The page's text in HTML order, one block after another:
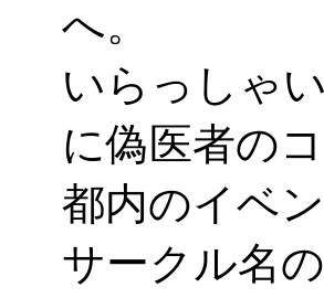
へ。
いらっしゃ
に偽医者の
都内のイベ
サークル名